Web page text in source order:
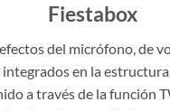
Fiestabox
del micrófono, de
en la
a través de la función